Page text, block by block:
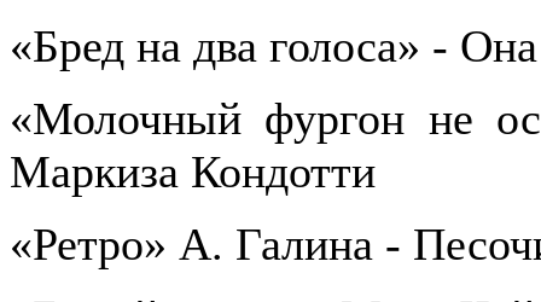
«Бред на два голоса» - Она
«Молочный фургон не
Маркиза Кондотти
«Ретро» А. Галина -